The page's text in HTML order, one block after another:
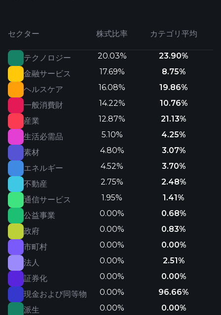
セクター 株式比率 カテゴリ平均
テクノロジー 20.03%
23.90%
金融サービス
17.69%
8.75%
ヘルスケア
16.08%
19.86%
一般消費財
14.22%
10.76%
産業
12.87%
21.13%
生活必需品
5.10%
4.25%
素材
4.80%
3.07%
エネルギー
4.52%
3.70%
不動産
2.75%
2.48%
通信サービス
1.95%
1.41%
公益事業
0.00%
0.68%
政府
0.00%
0.83%
市町村
0.00%
0.00%
法人
0.00%
2.51%
証券化
0.00%
0.00%
現金および同等物
0.00%
96.66%
派生
0.00% 0.00%